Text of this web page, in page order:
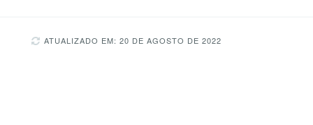
ATUALIZADO EM: 20 DE AGOSTO DE 2022